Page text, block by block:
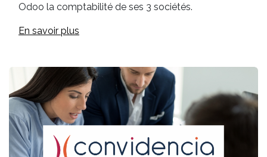
Odoo la comptabilité de ses 3 sociétés.
En savoir plus